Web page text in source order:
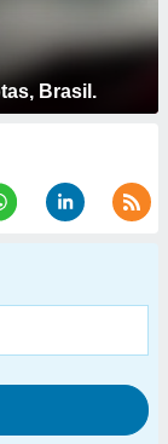
Brasil.